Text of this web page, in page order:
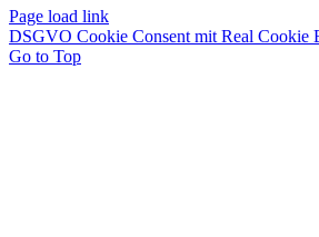
Page load link
DSGVO Cookie Consent mit Real Cookie
Go to Top